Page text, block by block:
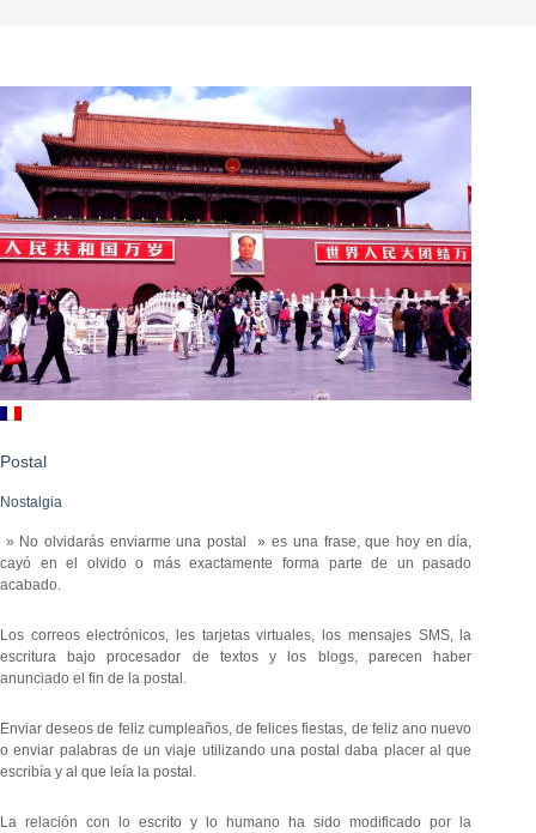
Postal
Nostalgia
» No olvidarás enviarme una postal » es una frase, que hoy en día,
cayó en el olvido o más exactamente forma parte de un pasado
acabado.
Los correos electrónicos, les tarjetas virtuales, los mensajes SMS, la
escritura bajo procesador de textos y los blogs, parecen haber
anunciado el fin de la postal.
Enviar deseos de feliz cumpleaños, de felices fiestas, de feliz ano nuevo
o enviar palabras de un viaje utilizando una postal daba placer al que
escribía y al que leía la postal.
La relación con lo escrito y lo humano ha sido modificado por la